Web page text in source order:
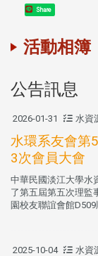
Share
活動相簿
公告訊息
2026-01-31 水資
水環系友會第
3次會員大會
中華民國淡江大學水
了第五屆第五次理監
園校友聯誼會館
2025-10-04 水資